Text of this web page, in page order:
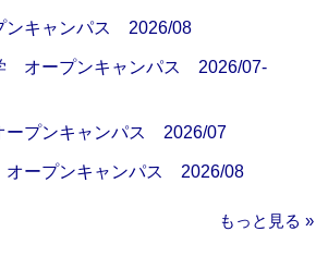
キャンパス 2026/08
オープンキャンパス 2026/07-
プンキャンパス 2026/07
ープンキャンパス 2026/08
もっと見る »